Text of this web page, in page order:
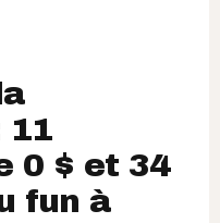
11
0 $ et 34
fun à